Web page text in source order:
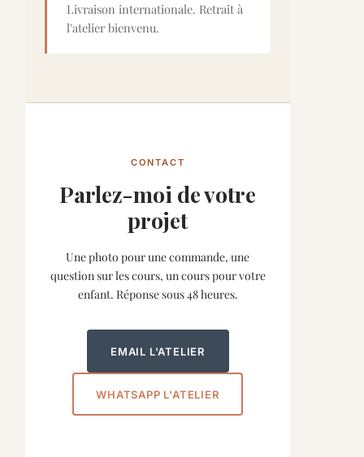
Livraison internationale. Retrait à
l'atelier bienvenu.
CONTACT
Parlez-moi de votre
projet
Une photo pour une commande, une
question sur les cours, un cours pour votre
enfant. Réponse sous 48 heures.
EMAIL L'ATELIER
WHATSAPP L'ATELIER